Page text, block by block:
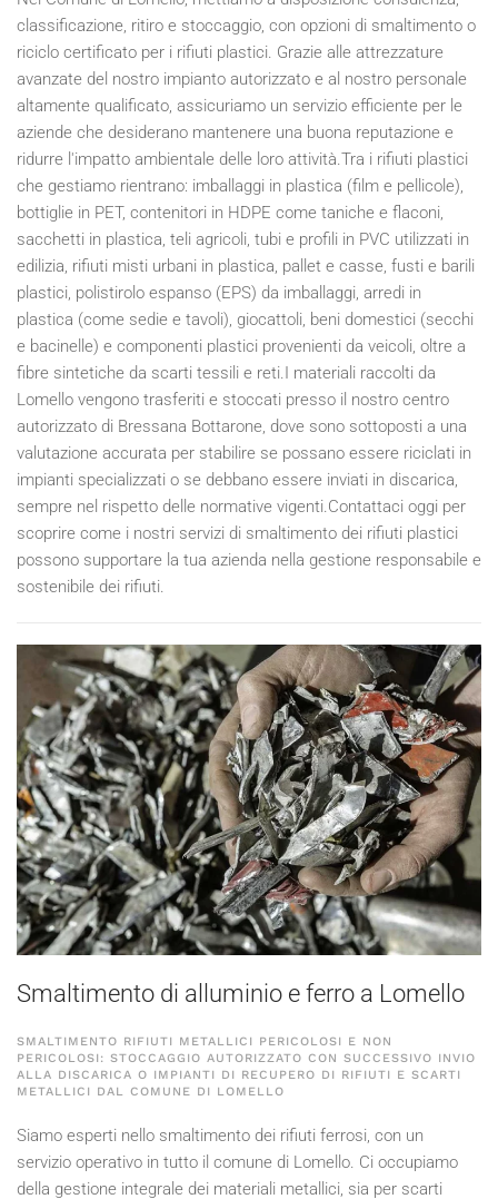
classificazione, ritiro e stoccaggio, con opzioni di smaltimento o
riciclo certificato per i rifiuti plastici. Grazie alle attrezzature
avanzate del nostro impianto autorizzato e al nostro personale
altamente qualificato, assicuriamo un servizio efficiente per le
aziende che desiderano mantenere una buona reputazione e
ridurre l'impatto ambientale delle loro attività.Tra i rifiuti plastici
che gestiamo rientrano: imballaggi in plastica (film e pellicole),
bottiglie in PET, contenitori in HDPE come taniche e flaconi,
sacchetti in plastica, teli agricoli, tubi e profili in PVC utilizzati in
edilizia, rifiuti misti urbani in plastica, pallet e casse, fusti e barili
plastici, polistirolo espanso (EPS) da imballaggi, arredi in
plastica (come sedie e tavoli), giocattoli, beni domestici (secchi
e bacinelle) e componenti plastici provenienti da veicoli, oltre a
fibre sintetiche da scarti tessili e reti.I materiali raccolti da
Lomello vengono trasferiti e stoccati presso il nostro centro
autorizzato di Bressana Bottarone, dove sono sottoposti a una
valutazione accurata per stabilire se possano essere riciclati in
impianti specializzati o se debbano essere inviati in discarica,
sempre nel rispetto delle normative vigenti.Contattaci oggi per
scoprire come i nostri servizi di smaltimento dei rifiuti plastici
possono supportare la tua azienda nella gestione responsabile e
sostenibile dei rifiuti.
Smaltimento di alluminio e ferro a Lomello
SMALTIMENTO RIFIUTI METALLICI PERICOLOSI E NON
PERICOLOSI: STOCCAGGIO AUTORIZZATO CON SUCCESSIVO INVIO
ALLA DISCARICA O IMPIANTI DI RECUPERO DI RIFIUTI E SCARTI
METALLICI DAL COMUNE DI LOMELLO
Siamo esperti nello smaltimento dei rifiuti ferrosi, con un
servizio operativo in tutto il comune di Lomello. Ci occupiamo
della gestione integrale dei materiali metallici, sia per scarti